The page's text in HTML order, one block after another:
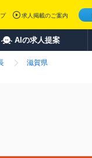
求人掲載のご案内
AIの求人提案
滋賀県